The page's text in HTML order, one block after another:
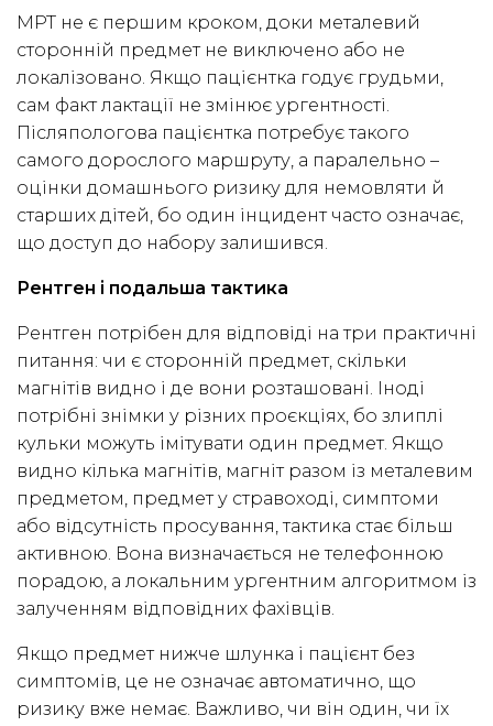
МРТ не є першим кроком, доки металевий
сторонній предмет не виключено або не
локалізовано. Якщо пацієнтка годує грудьми,
сам факт лактації не змінює ургентності.
Післяпологова пацієнтка потребує такого
самого дорослого маршруту, а паралельно –
оцінки домашнього ризику для немовляти й
старших дітей, бо один інцидент часто означає,
що доступ до набору залишився.
Рентген і подальша тактика
Рентген потрібен для відповіді на три практичні
питання: чи є сторонній предмет, скільки
магнітів видно і де вони розташовані. Іноді
потрібні знімки у різних проєкціях, бо злиплі
кульки можуть імітувати один предмет. Якщо
видно кілька магнітів, магніт разом із металевим
предметом, предмет у стравоході, симптоми
або відсутність просування, тактика стає більш
активною. Вона визначається не телефонною
порадою, а локальним ургентним алгоритмом із
залученням відповідних фахівців.
Якщо предмет нижче шлунка і пацієнт без
симптомів, це не означає автоматично, що
ризику вже немає. Важливо, чи він один, чи їх